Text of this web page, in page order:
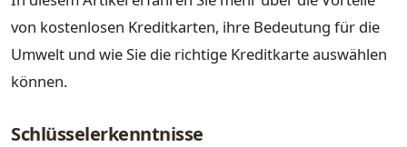
von kostenlosen Kreditkarten, ihre Bedeutung für die
Umwelt und wie Sie die richtige Kreditkarte auswählen
können.
Schlüsselerkenntnisse